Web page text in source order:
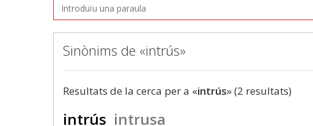
Sinònims de «intrús»
Resultats de la cerca per a «intrús» (2 resultats)
intrús intrusa